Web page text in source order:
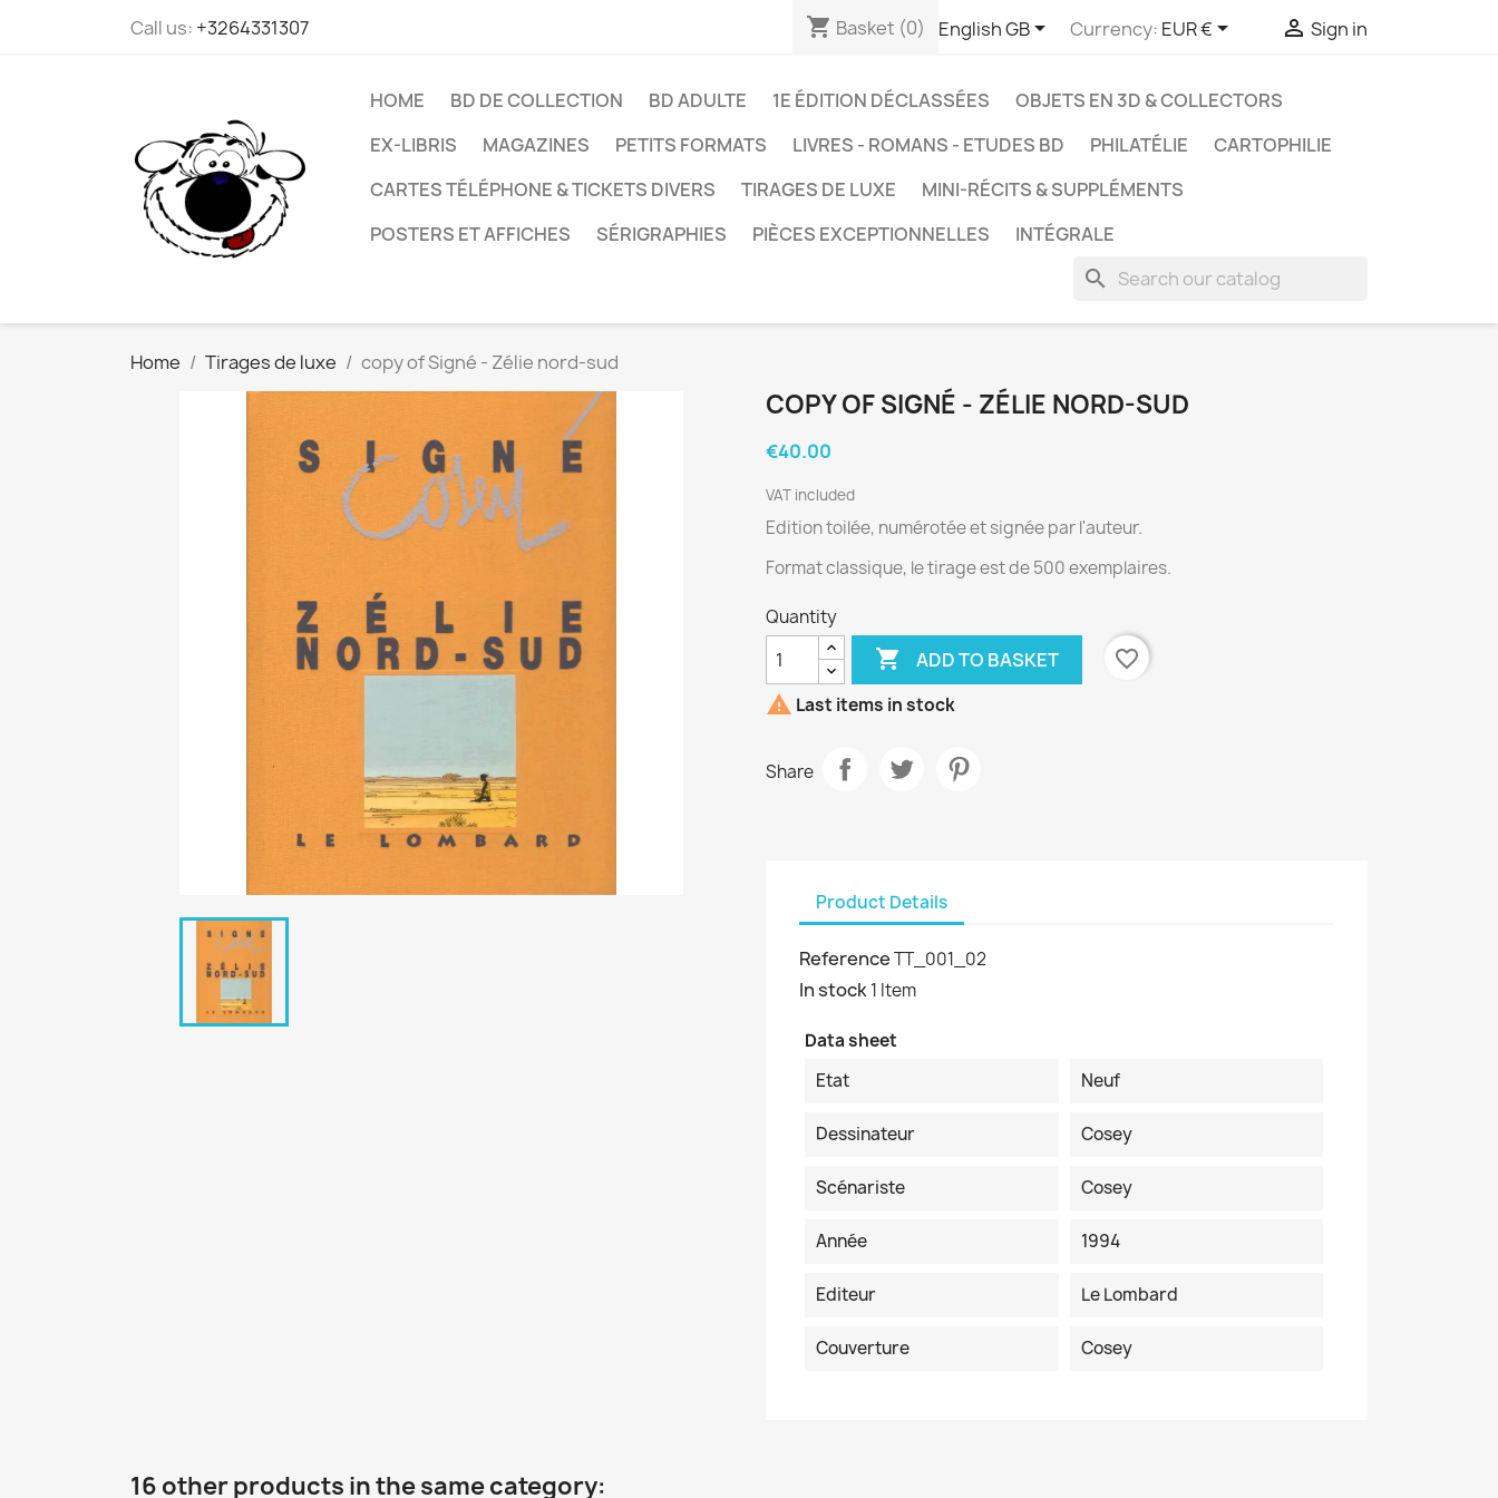
Call us: +3264331307 shopping_cart Basket (0) English GB Currency: EUR €  Sign in
HOME BD DE COLLECTION BD ADULTE 1E ÉDITION DÉCLASSÉES
OBJETS EN 3D & COLLECTORS
EX-LIBRIS
MAGAZINES PETITS FORMATS LIVRES - ROMANS - ETUDES BD PHILATÉLIE
CARTOPHILIE
CARTES TÉLÉPHONE & TICKETS DIVERS
TIRAGES DE LUXE
MINI-RÉCITS & SUPPLÉMENTS
POSTERS ET AFFICHES
SÉRIGRAPHIES PIÈCES EXCEPTIONNELLES INTÉGRALE
search
Home Tirages de luxe copy of Signé - Zélie nord-sud
COPY OF SIGNÉ - ZÉLIE NORD-SUD
€40.00
VAT included
Edition toilée, numérotée et signée par l'auteur.
Format classique, le tirage est de 500 exemplaires.
Quantity
 ADD TO BASKET
favorite_border
 Last items in stock
Share
Product Details
ReferenceTT_001_02
In stock1 Item
Data sheet
Etat
Neuf
Dessinateur Cosey
Scénariste Cosey
Année 1994
Editeur Le Lombard
Couverture Cosey
16 other products in the same category: